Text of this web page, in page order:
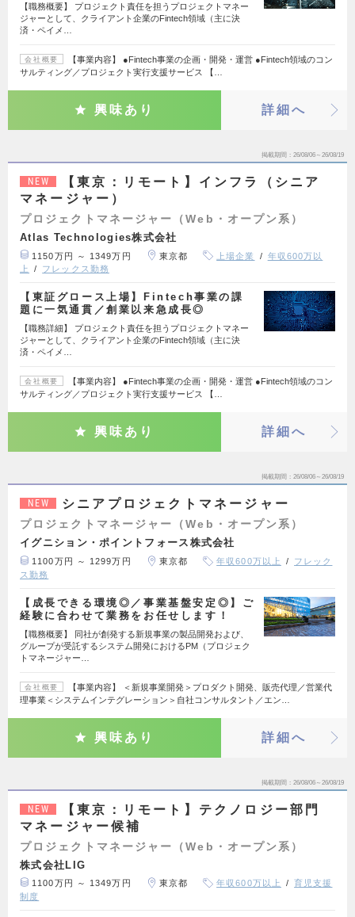
【職務概要】 プロジェクト責任を担うプロジェクトマネー
ジャーとして、クライアント企業のFintech領域（主に決
済・ペイメ…
会社概要
【事業内容】 ●Fintech事業の企画・開発・運営 ●Fintech領域のコン
サルティング／プロジェクト実行支援サービス 【…
興味あり 詳細へ
掲載期間 26/08/06～26/08/19
NEW
【東京：リモート】インフラ（シニア
マネージャー）
プロジェクトマネージャー（Web・オープン系）
Atlas Technologies株式会社
1150万円 ～ 1349万円 東京都 上場企業
年収600万以
上
フレックス勤務
【東証グロース上場】Fintech事業の課
題に一気通貫／創業以来急成長◎
【職務詳細】 プロジェクト責任を担うプロジェクトマネー
ジャーとして、クライアント企業のFintech領域（主に決
済・ペイメ…
会社概要
【事業内容】 ●Fintech事業の企画・開発・運営 ●Fintech領域のコン
サルティング／プロジェクト実行支援サービス 【…
興味あり 詳細へ
掲載期間 26/08/06～26/08/19
NEW シニアプロジェクトマネージャー
プロジェクトマネージャー（Web・オープン系）
イグニション・ポイントフォース株式会社
1100万円 ～ 1299万円 東京都 年収600万以上
フレック
ス勤務
【成長できる環境◎／事業基盤安定◎】ご
経験に合わせて業務をお任せします！
【職務概要】 同社が創発する新規事業の製品開発および、
グループが受託するシステム開発におけるPM（プロジェク
トマネージャー…
会社概要
【事業内容】 ＜新規事業開発＞プロダクト開発、販売代理／営業代
理事業＜システムインテグレーション＞自社コンサルタント／エン…
興味あり 詳細へ
掲載期間 26/08/06～26/08/19
NEW
【東京：リモート】テクノロジー部門
マネージャー候補
プロジェクトマネージャー（Web・オープン系）
株式会社LIG
1100万円 ～ 1349万円 東京都 年収600万以上
育児支援
制度